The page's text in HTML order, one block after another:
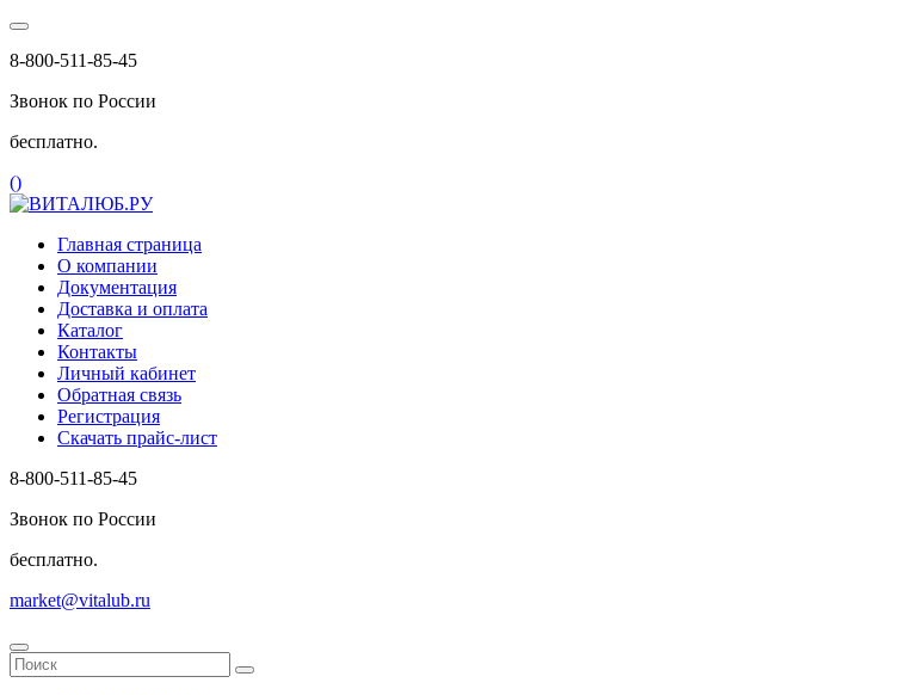
8-800-511-85-45
Звонок по России
бесплатно.
()
Главная страница
О компании
Документация
Доставка и оплата
Каталог
Контакты
Личный кабинет
Обратная связь
Регистрация
Скачать прайс-лист
8-800-511-85-45
Звонок по России
бесплатно.
market@vitalub.ru